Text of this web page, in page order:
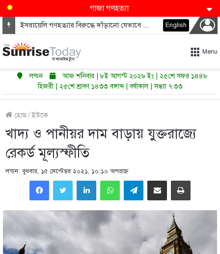
গাজা গণহত্যা
ইসরায়েলি গণহত্যার বিরুদ্ধে দাঁড়ানো যেভাবে ডেমোক্র্যাটদের নভেম্বরে কংগ্রেস জিতাতে পারে English
Menu
লন্ডন
আজ শনিবার | ৮ই আগস্ট ২০২৬ ইং | ২৫শে সফর ১৪৪৮
হিজরী | ২৫শে শ্রাবণ ১৪৩৩ বঙ্গাব্দ | বর্ষাকাল | সন্ধ্যা ৭:৩৩
হোম/ইউকে
খাদ্য ও পানীয়র দাম বাড়ায় যুক্তরাজ্যে
রেকর্ড মূল্যস্ফীতি
লন্ডন: বুধবার, ১৫ সেপ্টেম্বর ২০২১, ১০:১০ অপরাহ্ণ
LinkedInWhatsAppTelegramShare via Email Print